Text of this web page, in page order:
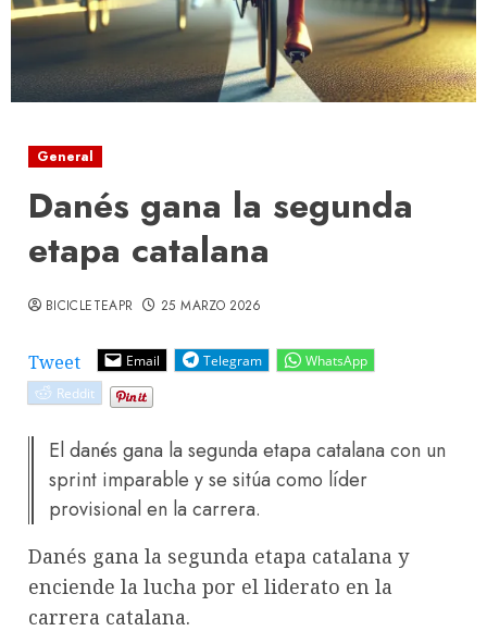
General
Danés gana la segunda
etapa catalana
Tweet Email Telegram
WhatsApp
Reddit
BICICLETEAPR 25 MARZO 2026
El danés gana la segunda etapa catalana con un
sprint imparable y se sitúa como líder
provisional en la carrera.
Danés gana la segunda etapa catalana y
enciende la lucha por el liderato en la
carrera catalana.